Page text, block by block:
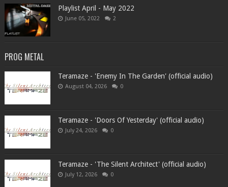
Playlist April - May 2022
June 05, 2022 2
PROG METAL
Teramaze - 'Enemy In The Garden' (official audio)
August 04, 2026 0
Teramaze - 'Doors Of Yesterday' (official audio)
July 24, 2026 0
Teramaze - 'The Silent Architect' (official audio)
July 12, 2026 0